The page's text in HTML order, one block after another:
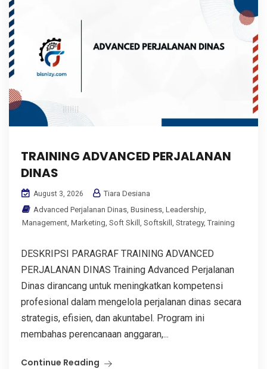
TRAINING ADVANCED PERJALANAN
DINAS
August 3, 2026
Tiara Desiana
Advanced Perjalanan Dinas Business Leadership
Management Marketing Soft Skill Softskill Strategy, Training
DESKRIPSI PARAGRAF TRAINING ADVANCED
PERJALANAN DINAS Training Advanced Perjalanan
Dinas dirancang untuk meningkatkan kompetensi
profesional dalam mengelola perjalanan dinas secara
strategis, efisien, dan akuntabel. Program ini
membahas perencanaan anggaran,...
Continue Reading